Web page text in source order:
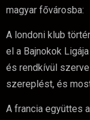
magyar fővárosba:
A londoni klub
el a Bajnokok
és rendkívül
szereplést, és
A francia együttes